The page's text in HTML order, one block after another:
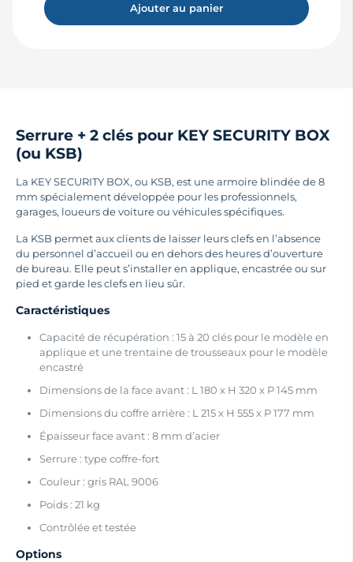
Ajouter au panier
Serrure + 2 clés pour KEY SECURITY BOX
(ou KSB)
La KEY SECURITY BOX, ou KSB, est une armoire blindée de 8
mm spécialement développée pour les professionnels,
garages, loueurs de voiture ou véhicules spécifiques.
La KSB permet aux clients de laisser leurs clefs en l’absence
du personnel d’accueil ou en dehors des heures d’ouverture
de bureau. Elle peut s’installer en applique, encastrée ou sur
pied et garde les clefs en lieu sûr.
Caractéristiques
Capacité de récupération : 15 à 20 clés pour le modèle en
applique et une trentaine de trousseaux pour le modèle
encastré
Dimensions de la face avant : L 180 x H 320 x P 145 mm
Dimensions du coffre arrière : L 215 x H 555 x P 177 mm
Épaisseur face avant : 8 mm d’acier
Serrure : type coffre-fort
Couleur : gris RAL 9006
Poids : 21 kg
Contrôlée et testée
Options